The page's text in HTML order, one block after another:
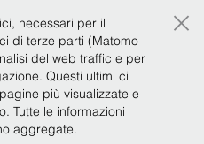
necessari per il
di terze parti (Matomo
del web traffic e per
Questi ultimi ci
più visualizzate e
Tutte le informazioni
aggregate.
×